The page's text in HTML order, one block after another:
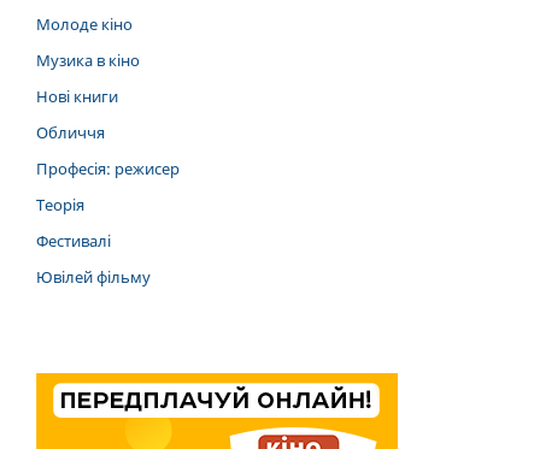
Молоде кіно
Музика в кіно
Нові книги
Обличчя
Професія: режисер
Теорія
Фестивалі
Ювілей фільму